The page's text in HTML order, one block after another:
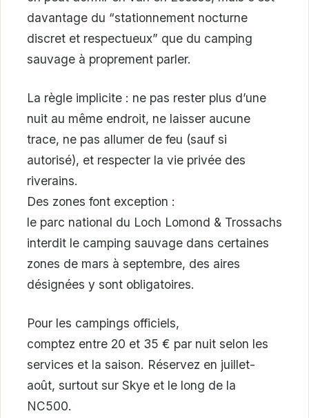
davantage du “stationnement nocturne
discret et respectueux” que du camping
sauvage à proprement parler.
La règle implicite : ne pas rester plus d’une
nuit au même endroit, ne laisser aucune
trace, ne pas allumer de feu (sauf si
autorisé), et respecter la vie privée des
riverains.
Des zones font exception :
le parc national du Loch Lomond & Trossachs
interdit le camping sauvage dans certaines
zones de mars à septembre, des aires
désignées y sont obligatoires.
Pour les campings officiels,
comptez entre 20 et 35 € par nuit selon les
services et la saison. Réservez en juillet-
août, surtout sur Skye et le long de la
NC500.